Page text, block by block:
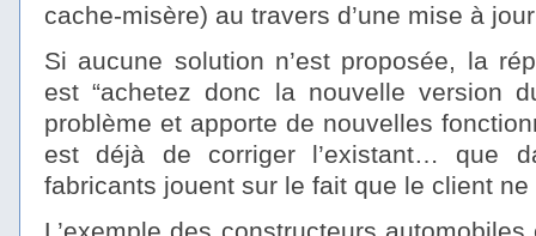
cache-misère) au travers d’une mise à
Si aucune solution n’est proposée, la
est “achetez donc la nouvelle version
problème et apporte de nouvelles
est déjà de corriger l’existant… que
fabricants jouent sur le fait que le client